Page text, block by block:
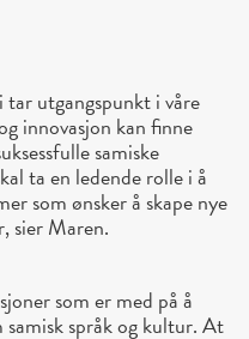
tar utgangspunkt i våre
innovasjon kan finne
samiske
ta en ledende rolle i å
som ønsker å skape nye
sier Maren.
som er med på å
språk og kultur. At